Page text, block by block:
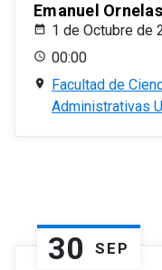
Emanuel
1 de Octubre de
00:00
Facultad de
Administrativas
30 SEP